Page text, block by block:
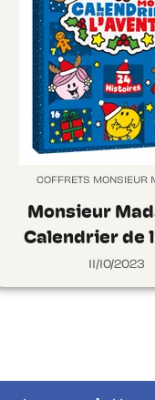
COFFRETS MONSIEUR
Monsieur
Calendrier de
11/10/2023